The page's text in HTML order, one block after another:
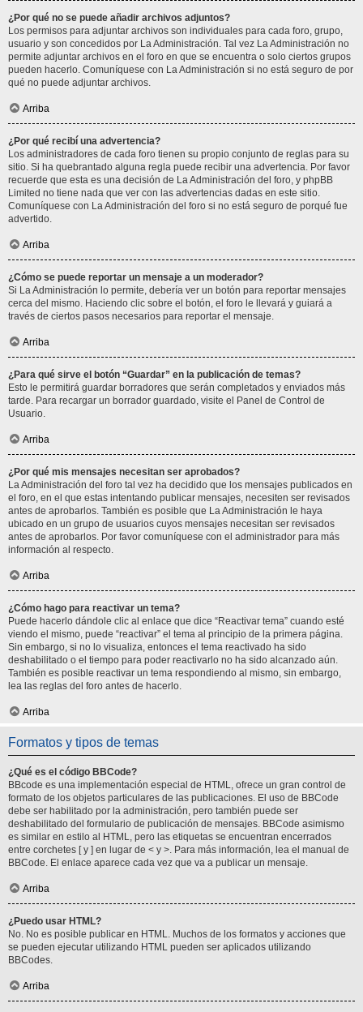
¿Por qué no se puede añadir archivos adjuntos?
Los permisos para adjuntar archivos son individuales para cada foro, grupo,
usuario y son concedidos por La Administración. Tal vez La Administración no
permite adjuntar archivos en el foro en que se encuentra o solo ciertos grupos
pueden hacerlo. Comuníquese con La Administración si no está seguro de por
qué no puede adjuntar archivos.
Arriba
¿Por qué recibí una advertencia?
Los administradores de cada foro tienen su propio conjunto de reglas para su
sitio. Si ha quebrantado alguna regla puede recibir una advertencia. Por favor
recuerde que esta es una decisión de La Administración del foro, y phpBB
Limited no tiene nada que ver con las advertencias dadas en este sitio.
Comuníquese con La Administración del foro si no está seguro de porqué fue
advertido.
Arriba
¿Cómo se puede reportar un mensaje a un moderador?
Si La Administración lo permite, debería ver un botón para reportar mensajes
cerca del mismo. Haciendo clic sobre el botón, el foro le llevará y guiará a
través de ciertos pasos necesarios para reportar el mensaje.
Arriba
¿Para qué sirve el botón “Guardar” en la publicación de temas?
Esto le permitirá guardar borradores que serán completados y enviados más
tarde. Para recargar un borrador guardado, visite el Panel de Control de
Usuario.
Arriba
¿Por qué mis mensajes necesitan ser aprobados?
La Administración del foro tal vez ha decidido que los mensajes publicados en
el foro, en el que estas intentando publicar mensajes, necesiten ser revisados
antes de aprobarlos. También es posible que La Administración le haya
ubicado en un grupo de usuarios cuyos mensajes necesitan ser revisados
antes de aprobarlos. Por favor comuníquese con el administrador para más
información al respecto.
Arriba
¿Cómo hago para reactivar un tema?
Puede hacerlo dándole clic al enlace que dice “Reactivar tema” cuando esté
viendo el mismo, puede “reactivar” el tema al principio de la primera página.
Sin embargo, si no lo visualiza, entonces el tema reactivado ha sido
deshabilitado o el tiempo para poder reactivarlo no ha sido alcanzado aún.
También es posible reactivar un tema respondiendo al mismo, sin embargo,
lea las reglas del foro antes de hacerlo.
Arriba
Formatos y tipos de temas
¿Qué es el código BBCode?
BBcode es una implementación especial de HTML, ofrece un gran control de
formato de los objetos particulares de las publicaciones. El uso de BBCode
debe ser habilitado por la administración, pero también puede ser
deshabilitado del formulario de publicación de mensajes. BBCode asimismo
es similar en estilo al HTML, pero las etiquetas se encuentran encerrados
entre corchetes [ y ] en lugar de < y >. Para más información, lea el manual de
BBCode. El enlace aparece cada vez que va a publicar un mensaje.
Arriba
¿Puedo usar HTML?
No. No es posible publicar en HTML. Muchos de los formatos y acciones que
se pueden ejecutar utilizando HTML pueden ser aplicados utilizando
BBCodes.
Arriba